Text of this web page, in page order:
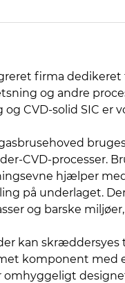
firma
og andre
CVD-solid SIC er
CVD-processer.
hjælper
på underlaget.
og barske
kan
komponent